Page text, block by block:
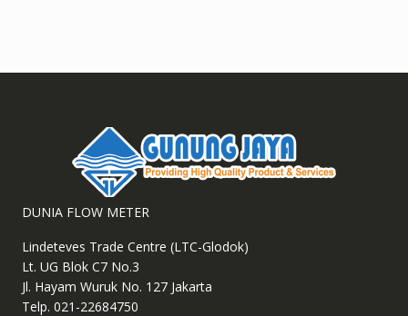
DUNIA FLOW METER
Lindeteves Trade Centre (LTC-Glodok)
Lt. UG Blok C7 No.3
Jl. Hayam Wuruk No. 127 Jakarta
Telp. 021-22684750